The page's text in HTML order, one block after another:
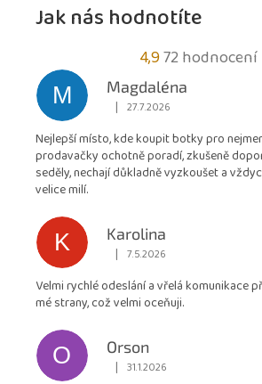
Jak nás hodnotíte
4,9Průměrné
hodnocení
obchodu
4,9
z
72 hodnocení
M
Magdaléna
Hodnocení obchodu je 5 z 5
| 27.7.2026
Nejlepší místo, kde koupit botky pro
prodavačky ochotně poradí, zkušeně
seděly, nechají důkladně vyzkoušet a
velice milí.
K
Karolina
Hodnocení obchodu je 5 z 5
| 7.5.2026
Velmi rychlé odeslání a vřelá komunikace
mé strany, což velmi oceňuji.
O
Orson
Hodnocení obchodu je 5 z 5
| 31.1.2026